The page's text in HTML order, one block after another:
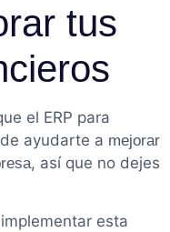
tus
el ERP para
ayudarte a mejorar
, así que no dejes
esta